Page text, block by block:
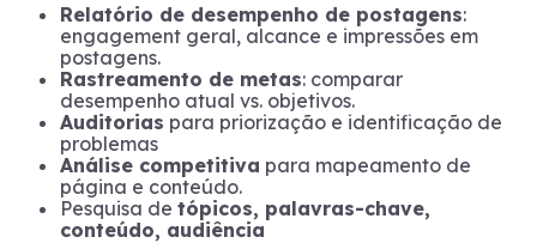
Relatório de desempenho de postagens:
engagement geral, alcance e impressões em
postagens.
Rastreamento de metas: comparar
desempenho atual vs. objetivos.
Auditorias para priorização e identificação de
problemas
Análise competitiva para mapeamento de
página e conteúdo.
Pesquisa de tópicos, palavras-chave,
conteúdo, audiência